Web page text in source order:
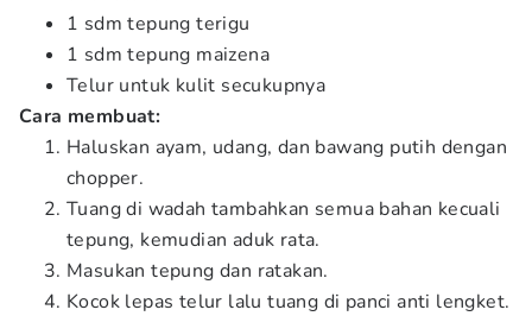
1 sdm tepung terigu
1 sdm tepung maizena
Telur untuk kulit secukupnya
Cara membuat:
Haluskan ayam, udang, dan bawang putih dengan
chopper.
Tuang di wadah tambahkan semua bahan kecuali
tepung, kemudian aduk rata.
Masukan tepung dan ratakan.
Kocok lepas telur lalu tuang di panci anti lengket.